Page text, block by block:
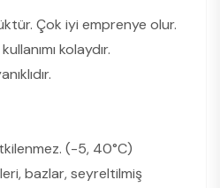
Çok iyi emprenye olur.
kolaydır.
(-5, 40°C)
bazlar, seyreltilmiş